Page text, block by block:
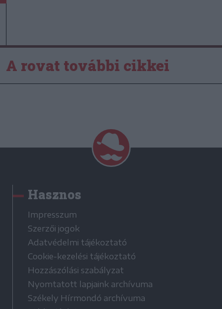
A rovat további cikkei
Hasznos
Impresszum
Szerzői jogok
Adatvédelmi tájékoztató
Cookie-kezelési tájékoztató
Hozzászólási szabályzat
Nyomtatott lapjaink archívuma
Székely Hírmondó archívuma